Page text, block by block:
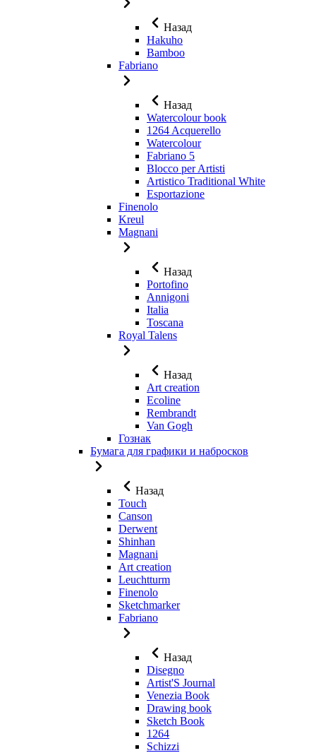
Назад
Hakuho
Bamboo
Fabriano
Назад
Watercolour book
1264 Acquerello
Watercolour
Fabriano 5
Blocco per Artisti
Artistico Traditional White
Esportazione
Finenolo
Kreul
Magnani
Назад
Portofino
Annigoni
Italia
Toscana
Royal Talens
Назад
Art creation
Ecoline
Rembrandt
Van Gogh
Гознак
Бумага для графики и набросков
Назад
Touch
Canson
Derwent
Shinhan
Magnani
Art creation
Leuchtturm
Finenolo
Sketchmarker
Fabriano
Назад
Disegno
Artist'S Journal
Venezia Book
Drawing book
Sketch Book
1264
Schizzi